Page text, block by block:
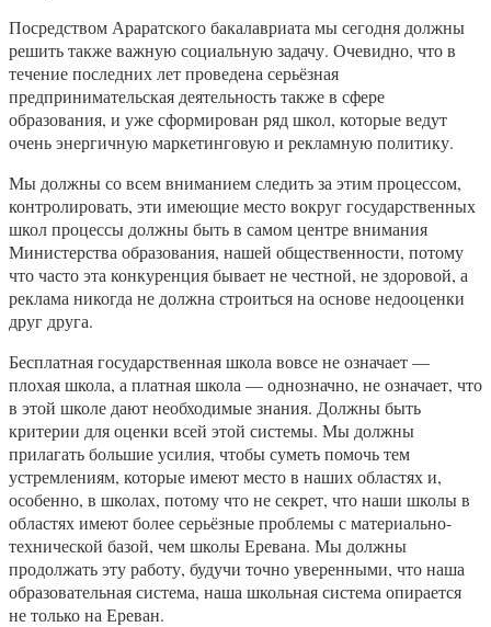
Посредством Араратского бакалавриата мы сегодня должны
решить также важную социальную задачу. Очевидно, что в
течение последних лет проведена серьёзная
предпринимательская деятельность также в сфере
образования, и уже сформирован ряд школ, которые ведут
очень энергичную маркетинговую и рекламную политику.
Мы должны со всем вниманием следить за этим процессом,
контролировать, эти имеющие место вокруг государственных
школ процессы должны быть в самом центре внимания
Министерства образования, нашей общественности, потому
что часто эта конкуренция бывает не честной, не здоровой, а
реклама никогда не должна строиться на основе недооценки
друг друга.
Бесплатная государственная школа вовсе не означает —
плохая школа, а платная школа — однозначно, не означает, что
в этой школе дают необходимые знания. Должны быть
критерии для оценки всей этой системы. Мы должны
прилагать большие усилия, чтобы суметь помочь тем
устремлениям, которые имеют место в наших областях и,
особенно, в школах, потому что не секрет, что наши школы в
областях имеют более серьёзные проблемы с материально-
технической базой, чем школы Еревана. Мы должны
продолжать эту работу, будучи точно уверенными, что наша
образовательная система, наша школьная система опирается
не только на Ереван.